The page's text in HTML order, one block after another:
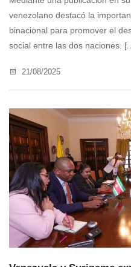
venezolano destacó la
binacional para promover el
social entre las dos naciones.
21/08/2025